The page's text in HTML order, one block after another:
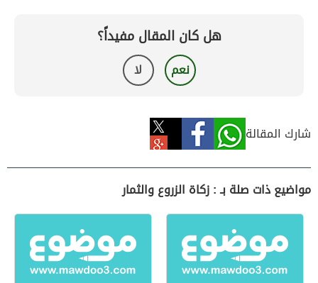
هل كان المقال مفيداً؟
نعم لا
شارك المقالة
مواضيع ذات صلة بـ : زكاة الزروع والثمار